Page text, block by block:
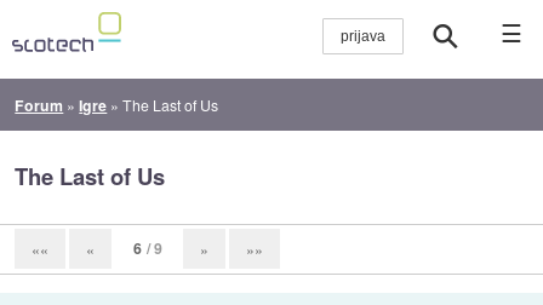
☰
Forum »Igre »The Last of Us
The Last of Us
«« « 6 / 9 » »»